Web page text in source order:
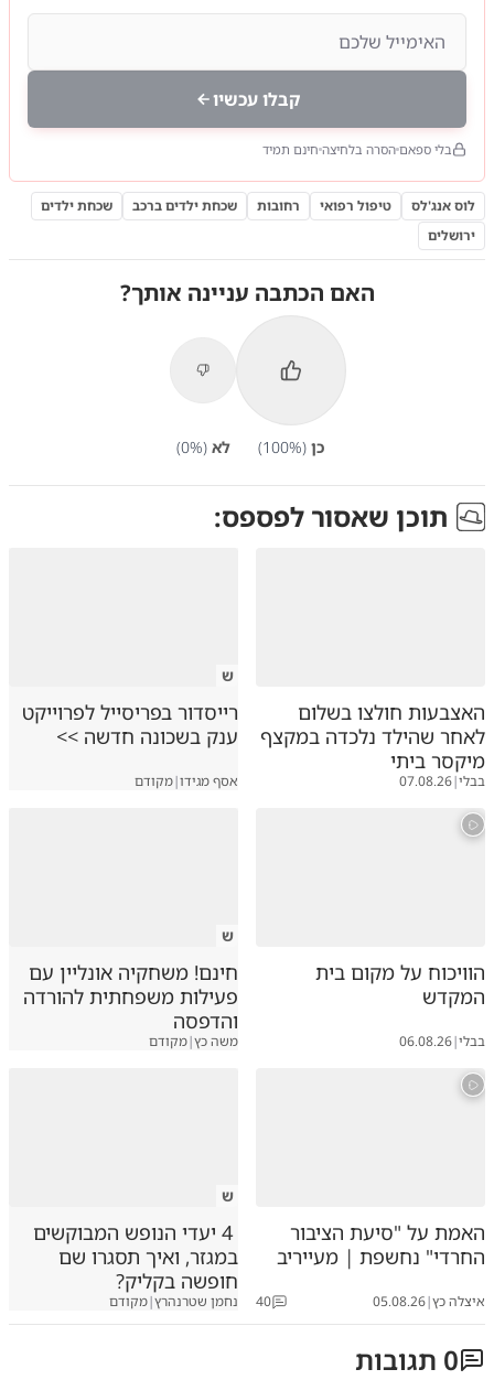
קבלו עכשיו
בלי ספאם הסרה בלחיצה חינם תמיד
לוס אנג'לס טיפול רפואי רחובות שכחת ילדים ברכב
שכחת ילדים
ירושלים
האם הכתבה עניינה אותך?
כן (
100%) לא (
0%)
תוכן שאסור לפספס:
האצבעות חולצו בשלום
לאחר שהילד נלכדה במקצף
מיקסר ביתי
בבלי|
07.08.26
ש
רייסדור בפריסייל לפרוייקט
ענק בשכונה חדשה >>
אסף מגידו|מקודם
הוויכוח על מקום בית
המקדש
בבלי|
06.08.26
ש
חינם! משחקיה אונליין עם
פעילות משפחתית להורדה
והדפסה
משה כץ|מקודם
האמת על "סיעת הציבור
החרדי" נחשפת | מעייריב
איצלה כץ|
05.08.26
40
ש
4 יעדי הנופש המבוקשים
במגזר, ואיך תסגרו שם
חופשה בקליק?
נחמן שטרנהרץ|מקודם
0 תגובות